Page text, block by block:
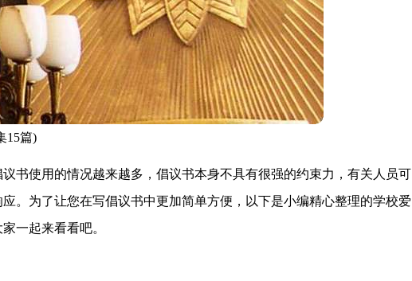
15篇)
书使用的情况越来越多，倡议书本身不具有很强的约束力，有关人员可
。为了让您在写倡议书中更加简单方便，以下是小编精心整理的学校爱
一起来看看吧。